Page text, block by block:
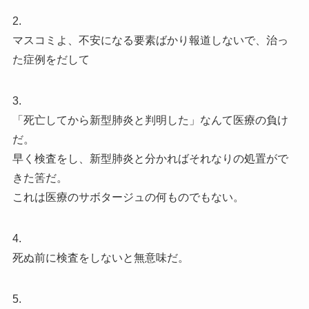
2.
マスコミよ、不安になる要素ばかり報道しないで、治っ
た症例をだして
3.
「死亡してから新型肺炎と判明した」なんて医療の負け
だ。
早く検査をし、新型肺炎と分かればそれなりの処置がで
きた筈だ。
これは医療のサボタージュの何ものでもない。
4.
死ぬ前に検査をしないと無意味だ。
5.